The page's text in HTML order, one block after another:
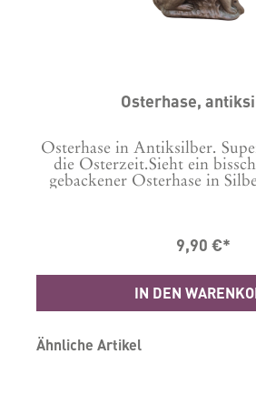
Osterhase,
Osterhase in Antiksilber.
die Osterzeit.Sieht ein
gebackener Osterhase in
antiksilberMaße: HxBxT
9,90 €*
IN DEN
Produktgalerie überspringen
Ähnliche Artikel